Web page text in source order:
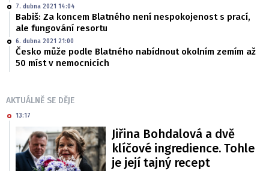
7. dubna 2021 14:04
Babiš: Za koncem Blatného není nespokojenost s prací,
ale fungování resortu
6. dubna 2021 21:00
Česko může podle Blatného nabídnout okolním zemím až
50 míst v nemocnicích
AKTUÁLNĚ SE DĚJE
13:17
Jiřina Bohdalová a dvě
klíčové ingredience. Tohle
je její tajný recept